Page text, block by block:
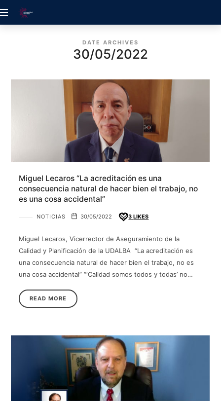
ACREDITACIÓN
DATE ARCHIVES
30/05/2022
Miguel Lecaros “La acreditación es una
consecuencia natural de hacer bien el trabajo, no
es una cosa accidental”
NOTICIAS 30/05/2022 3 LIKES
Miguel Lecaros, Vicerrector de Aseguramiento de la
Calidad y Planificación de la UDALBA “La acreditación es
una consecuencia natural de hacer bien el trabajo, no es
una cosa accidental” “‘Calidad somos todos y todas’ no…
READ MORE